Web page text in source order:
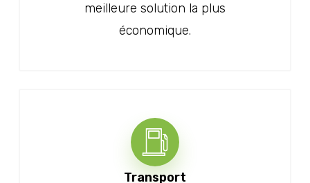
meilleure solution la plus
économique.
Transport